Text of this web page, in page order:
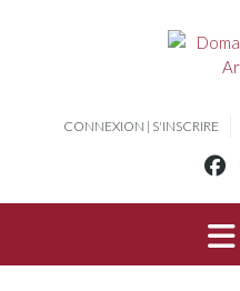
CONNEXION | S'INSCRIRE